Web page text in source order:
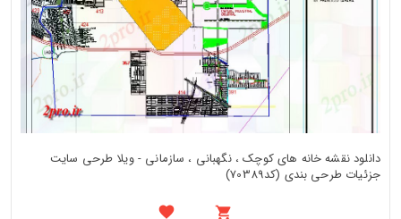
دانلود نقشه خانه های کوچک ، نگهبانی ، سازمانی - ویلا طرحی سایت
جزئیات طرحی بندی (کد70389)